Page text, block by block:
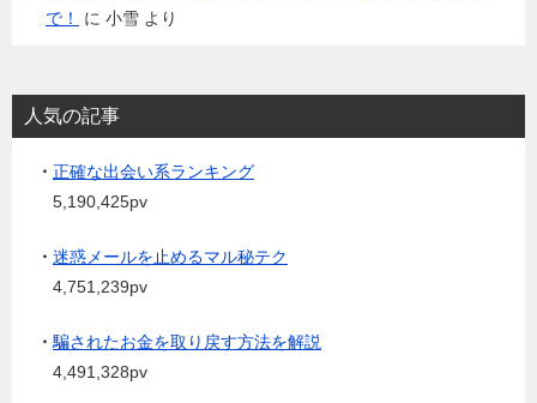
で！
に 小雪 より
人気の記事
・ 正確な出会い系ランキング
5,190,425pv
・ 迷惑メールを止めるマル秘テク
4,751,239pv
・騙されたお金を取り戻す方法を解説
4,491,328pv